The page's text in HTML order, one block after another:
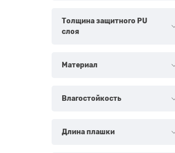
Толщина защитного PU
слоя
Материал
Влагостойкость
Длина плашки